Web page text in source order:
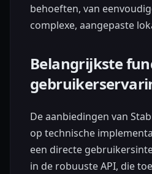
behoeften, van
complexe, aangepaste
Belangrijkste
De aanbiedingen van
op technische
een directe
in de robuuste API, die